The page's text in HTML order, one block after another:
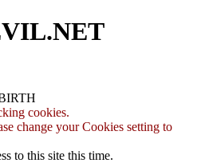
cookies.
change your Cookies setting to
to this site this time.